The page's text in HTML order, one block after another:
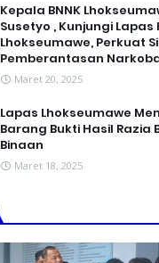
Kepala BNNK
Susetyo , Kunjungi Lapas
Lhokseumawe, Perkuat
Pemberantasan
Maret 20, 2025
Lapas Lhokseumawe
Barang Bukti Hasil Razia
Binaan
Maret 18, 2025